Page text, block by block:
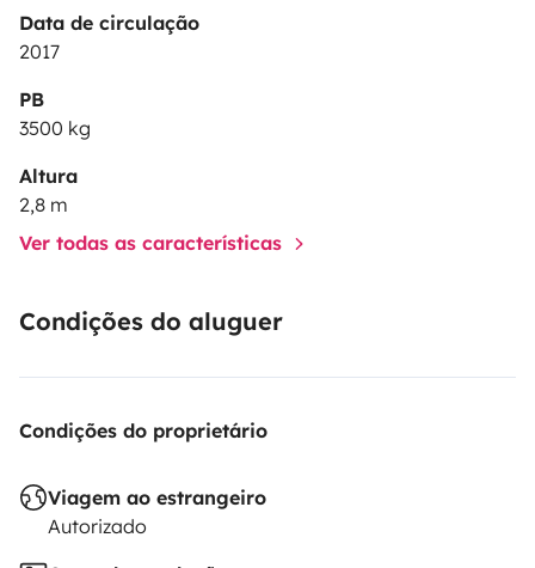
Data de circulação
2017
PB
3500 kg
Altura
2,8 m
Ver todas as características
Condições do aluguer
Condições do proprietário
Viagem ao estrangeiro
Autorizado